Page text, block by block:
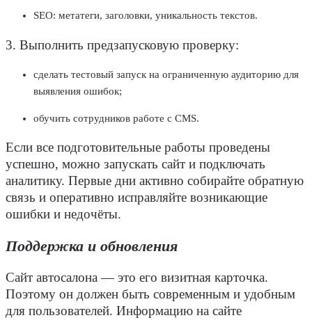
SEO: метатеги, заголовки, уникальность текстов.
3. Выполнить предзапусковую проверку:
сделать тестовый запуск на ограниченную аудиторию для
выявления ошибок;
обучить сотрудников работе с CMS.
Если все подготовительные работы проведены
успешно, можно запускать сайт и подключать
аналитику. Первые дни активно собирайте обратную
связь и оперативно исправляйте возникающие
ошибки и недочёты.
Поддержка и обновления
Сайт автосалона — это его визитная карточка.
Поэтому он должен быть современным и удобным
для пользователей. Информацию на сайте